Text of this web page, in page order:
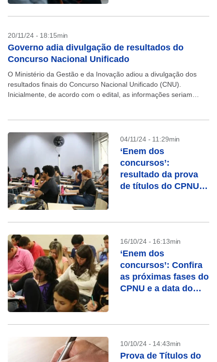
20/11/24 - 18:15min
Governo adia divulgação de resultados do
Concurso Nacional Unificado
O Ministério da Gestão e da Inovação adiou a divulgação dos
resultados finais do Concurso Nacional Unificado (CNU).
Inicialmente, de acordo com o edital, as informações seriam
04/11/24 - 11:29min
‘Enem dos
concursos’:
resultado da prova
de títulos do CPNU
16/10/24 - 16:13min
‘Enem dos
concursos’: Confira
as próximas fases do
CPNU e a data do
10/10/24 - 14:43min
Prova de Títulos do